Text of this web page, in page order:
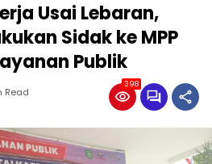
Usai Lebaran,
Sidak ke MPP
Publik
Read
398